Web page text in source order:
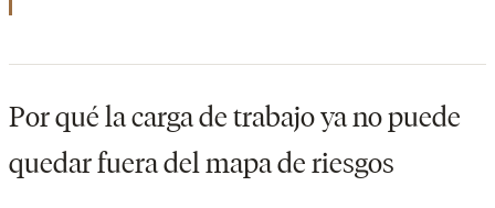
Por qué la carga de trabajo ya no puede
quedar fuera del mapa de riesgos